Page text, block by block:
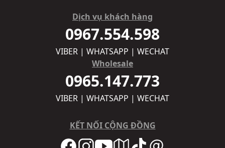
Dịch vụ khách hàng
0967.554.598
VIBER | WHATSAPP | WECHAT
Wholesale
0965.147.773
VIBER | WHATSAPP | WECHAT
KẾT NỐI CỘNG ĐỒNG